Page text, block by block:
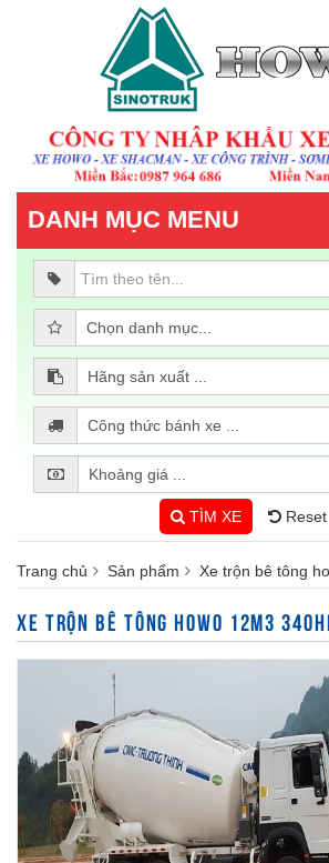
DANH MỤC MENU
TÌM XE Reset
Trang chủ Sản phẩm Xe trộn bê tông
XE TRỘN BÊ TÔNG HOWO 12M3